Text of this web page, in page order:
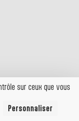
sur ceux que vous
Personnaliser